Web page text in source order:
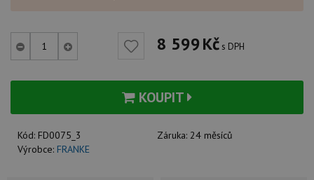
8 599Kč s DPH
KOUPIT
Kód: FD0075_3 Záruka: 24 měsíců
Výrobce: FRANKE